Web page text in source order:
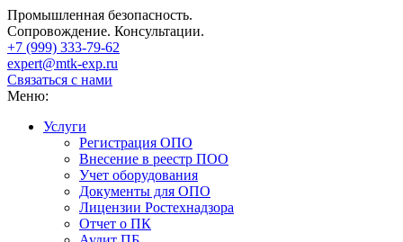
Промышленная безопасность.
Сопровождение. Консультации.
+7 (999) 333-79-62
expert@mtk-exp.ru
Связаться с нами
Меню:
Услуги
Регистрация ОПО
Внесение в реестр ПОО
Учет оборудования
Документы для ОПО
Лицензии Ростехнадзора
Отчет о ПК